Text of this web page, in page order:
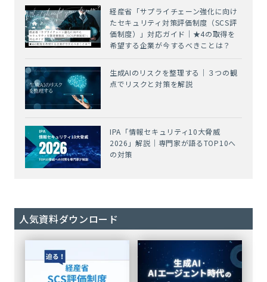
経産省「サプライチェーン強化に向け
たセキュリティ対策評価制度（SCS評
価制度）」対応ガイド｜★4の取得を
希望する企業が今するべきことは？
生成AIのリスクを整理する｜３つの観
点でリスクと対策を解説
IPA「情報セキュリティ10大脅威
2026」解説｜専門家が語るTOP10へ
の対策
人気資料ダウンロード